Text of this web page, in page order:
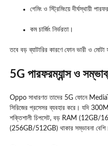
গেমিং ও স্ট্রিমিংয়ে দীর্ঘস্থায়ী
কম চার্জিং নির্ভরতা।
তবে বড় ব্যাটারির কারণে ফোন ভারী ও মোটা
5G পারফরম্যান্স ও
Oppo সাধারণত তাদের 5G ফোনে
সিরিজের প্রসেসর ব্যবহার করে। যদি
শক্তিশালী চিপসেট, বড় RAM (12GB/
(256GB/512GB) থাকার সম্ভাবনা